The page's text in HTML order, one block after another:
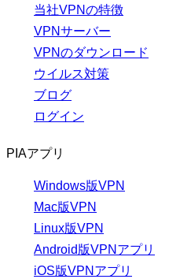
当社VPNの特徴
VPNサーバー
VPNのダウンロード
ウイルス対策
ブログ
ログイン
PIAアプリ
Windows版VPN
Mac版VPN
Linux版VPN
Android版VPNアプリ
iOS版VPNアプリ